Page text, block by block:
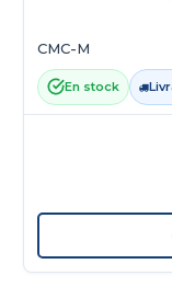
CMC-M
En stock